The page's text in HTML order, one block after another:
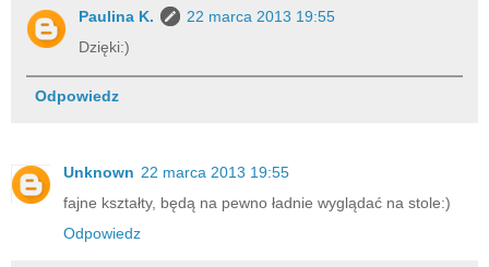
Paulina K.
22 marca 2013 19:55
Dzięki:)
Odpowiedz
Unknown 22 marca 2013 19:55
fajne kształty, będą na pewno ładnie wyglądać na stole:)
Odpowiedz